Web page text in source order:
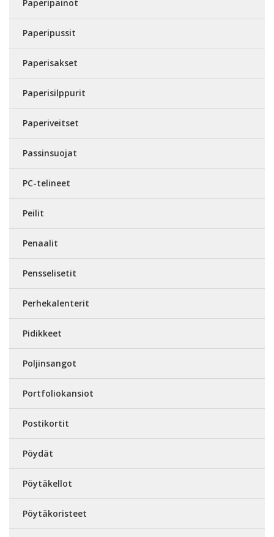
Paperipainot
Paperipussit
Paperisakset
Paperisilppurit
Paperiveitset
Passinsuojat
PC-telineet
Peilit
Penaalit
Pensselisetit
Perhekalenterit
Pidikkeet
Poljinsangot
Portfoliokansiot
Postikortit
Pöydät
Pöytäkellot
Pöytäkoristeet